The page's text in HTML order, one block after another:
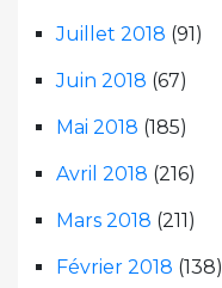
Juillet 2018 (91)
Juin 2018 (67)
Mai 2018 (185)
Avril 2018 (216)
Mars 2018 (211)
Février 2018 (138)